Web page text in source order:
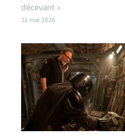
décevant »
21 mai 2026